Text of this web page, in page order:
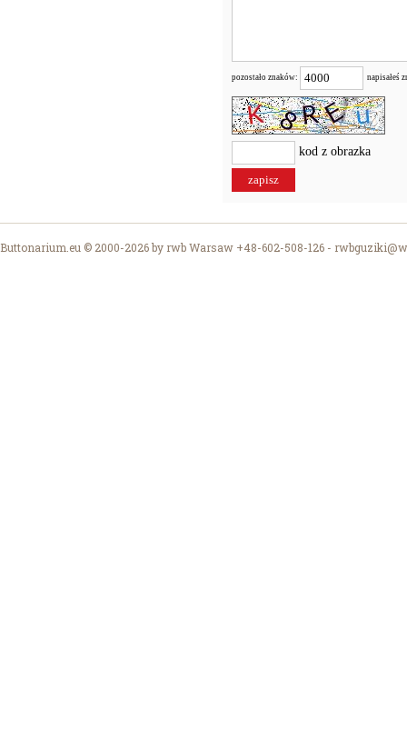
pozostało znaków: napisałeś
kod z obrazka
Buttonarium.eu © 2000-2026 by rwb Warsaw +48-602-508-126 -